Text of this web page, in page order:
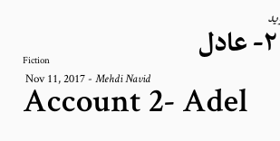
Fiction
Nov 11, 2017- Mehdi Navid
Account 2- Adel